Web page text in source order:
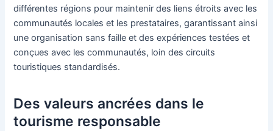
différentes régions pour maintenir des liens étroits avec les
communautés locales et les prestataires, garantissant ainsi
une organisation sans faille et des expériences testées et
conçues avec les communautés, loin des circuits
touristiques standardisés.
Des valeurs ancrées dans le
tourisme responsable